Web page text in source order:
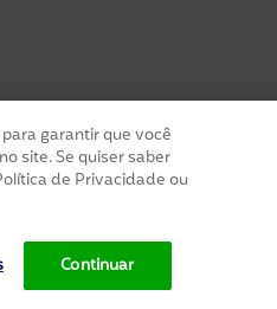
garantir que você
site. Se quiser saber
de Privacidade ou
Continuar